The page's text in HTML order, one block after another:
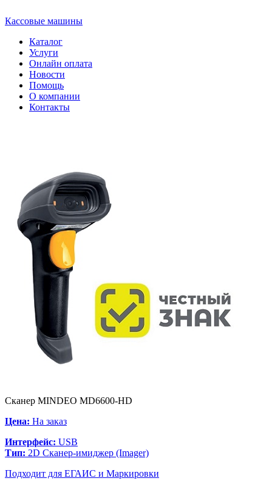
Кассовые машины
Каталог
Услуги
Онлайн оплата
Новости
Помощь
О компании
Контакты
Сканер MINDEO MD6600-HD
Цена: На заказ
Интерфейс: USB
Тип: 2D Сканер-имиджер (Imager)
Подходит для ЕГАИС и Маркировки